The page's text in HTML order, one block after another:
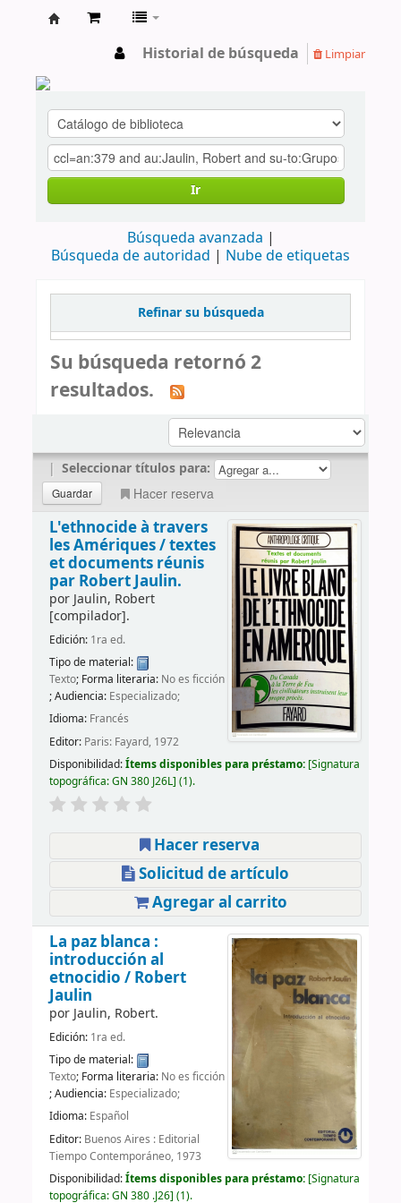
Historial de búsqueda Limpiar
Ir
Búsqueda avanzada
Búsqueda de autoridad
Nube de etiquetas
Refinar su búsqueda
Su búsqueda retornó 2
resultados.
| Seleccionar títulos para:
Hacer reserva
L'ethnocide à travers
les Amériques /textes
et documents réunis
par Robert Jaulin.
por Jaulin, Robert
[compilador].
Edición: 1ra ed.
Tipo de material:
Texto; Forma literaria: No es ficción
; Audiencia: Especializado;
Idioma: Francés
Editor: Paris: Fayard, 1972
Disponibilidad:Ítems disponibles para préstamo: Signatura
topográfica:GN 380 J26L (1).
Hacer reserva
Solicitud de artículo
Agregar al carrito
La paz blanca :
introducción al
etnocidio / Robert
Jaulin
por Jaulin, Robert.
Edición: 1ra ed.
Tipo de material:
Texto; Forma literaria: No es ficción
; Audiencia: Especializado;
Idioma: Español
Editor: Buenos Aires : Editorial
Tiempo Contemporáneo, 1973
Disponibilidad:Ítems disponibles para préstamo: Signatura
topográfica:GN 380 .J26 (1).